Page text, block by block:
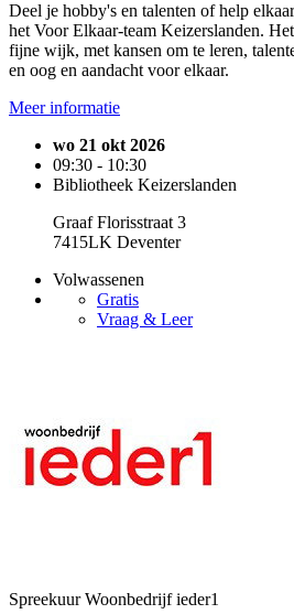
Deel je hobby's en talenten of help
het Voor Elkaar-team Keizerslanden.
fijne wijk, met kansen om te leren,
en oog en aandacht voor elkaar.
Meer informatie
wo 21 okt 2026
09:30 - 10:30
Bibliotheek Keizerslanden
Graaf Florisstraat 3
7415LK Deventer
Volwassenen
Gratis
Vraag & Leer
Spreekuur Woonbedrijf ieder1